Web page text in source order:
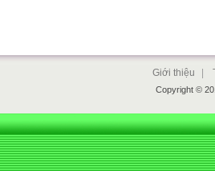
Giới thiệu |
Copyright ©